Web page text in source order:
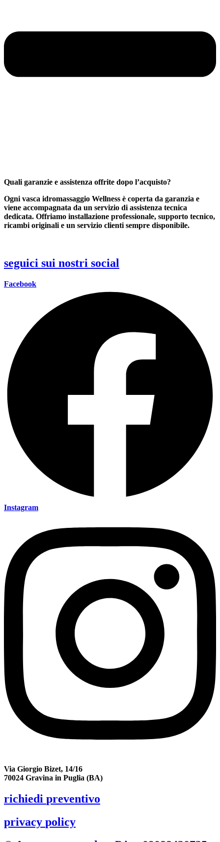
Quali garanzie e assistenza offrite dopo l’acquisto?
Ogni vasca idromassaggio Wellness è coperta da garanzia e
viene accompagnata da un servizio di assistenza tecnica
dedicata. Offriamo installazione professionale, supporto tecnico,
ricambi originali e un servizio clienti sempre disponibile.
seguici sui nostri social
Facebook
Instagram
Via Giorgio Bizet, 14/16
70024 Gravina in Puglia (BA)
richiedi preventivo
privacy policy